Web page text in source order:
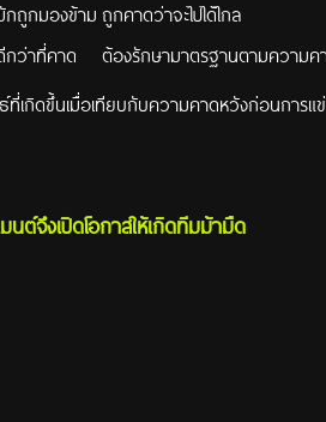
กถูกมองข้าม ถูกคาดว่าจะไปได้ไกล
กว่าที่คาด
ต้องรักษามาตรฐานตามความค
กิดขึ้นเมื่อเทียบกับความคาดหวังก่อนการแ
ต์จึงเปิดโอกาสให้เกิดทีมม้ามืด